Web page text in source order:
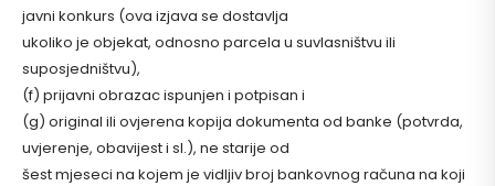
javni konkurs (ova izjava se dostavlja
ukoliko je objekat, odnosno parcela u suvlasništvu ili
suposjedništvu),
(f) prijavni obrazac ispunjen i potpisan i
(g) original ili ovjerena kopija dokumenta od banke (potvrda,
uvjerenje, obavijest i sl.), ne starije od
šest mjeseci na kojem je vidljiv broj bankovnog računa na koji